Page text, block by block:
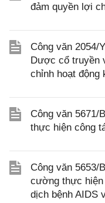
đảm quyền lợi
Công văn 2054/
Dược cổ truyền
chỉnh hoạt động
Công văn 5671/
thực hiện công
Công văn 5653/
cường thực
dịch bệnh AIDS